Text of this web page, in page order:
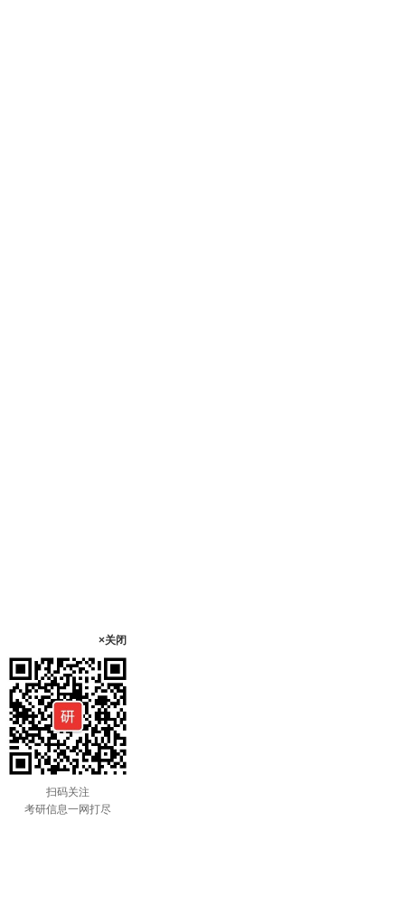
×关闭
扫码关注
考研信息一网打尽